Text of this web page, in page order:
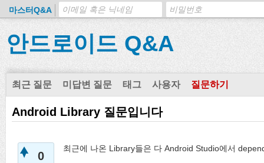
마스터Q&A
안드로이드 Q&A
최근 질문 미답변 질문 태그 사용자 질문하기
Android Library 질문입니다
0
최근에 나온 Library들은 다 Android Studio에서